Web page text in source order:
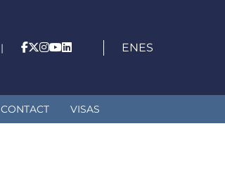
| ENES
CONTACT VISAS